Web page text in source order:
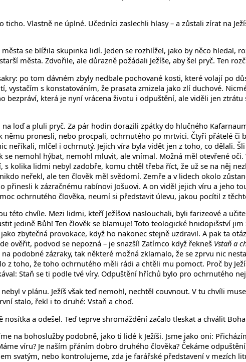
ticho. Vlastně ne úplné. Učedníci zaslechli hlasy – a zůstali zírat na
se blížila skupinka lidí. Jeden se rozhlížel, jako by něco hledal,
města. Zdvořile, ale důrazně požádali Ježíše, aby šel pryč. Ten
po tom dávném zbyly nedbale pochované kosti, které volají po
vystačím s konstatováním, že prasata zmizela jako zlí duchové.
bezpráví, která je nyní vrácena životu i odpuštění, ale viděli jen
loď a pluli pryč. Za pár hodin dorazili zpátky do hlučného
němu pronesli, nebo procpali, ochrnutého po mrtvici. Čtyři přátelé
neříkali, mlčel i ochrnutý. Jejich víra byla vidět jen z toho, co dělali.
se nemohl hýbat, nemohl mluvit, ale vnímal. Možná měl otevřené
kolika lidmi nebyl zadobře, komu chtěl třeba říct, že už se na něj
neřekl, ale ten člověk měl svědomí. Zemře a v lidech okolo
přinesli k zázračnému rabínovi Jošuovi. A on viděl jejich víru a jeho
ochrnutého člověka, neumí si představit úlevu, jakou pocítil z
této chvíle. Mezi lidmi, kteří Ježíšovi naslouchali, byli farizeové a
jedině Bůh! Ten člověk se blamuje! Toto teologické hnidopišství
zbytečná provokace, když ho nakonec stejně uzdravil. A pak ta
ověřit, podvod se nepozná – je snazší! Zatímco když řekneš Vstaň a
podobné zázraky, tak některé možná zklamalo, že se zprvu nic
z toho, že toho ochrnutého měli rádi a chtěli mu pomoct. Proč by
Staň se ti podle tvé víry. Odpuštění hříchů bylo pro ochrnutého
v plánu. Ježíš však teď nemohl, nechtěl couvnout. V tu chvíli
stalo, řekl i to druhé: Vstaň a choď.
nosítka a odešel. Teď teprve shromáždění začalo tleskat a chválit
na bohoslužby podobně, jako ti lidé k Ježíši. Jsme jako oni:
víru? Je naším přáním dobro druhého člověka? Čekáme
svatým, nebo kontrolujeme, zda je farářské představení v mezích